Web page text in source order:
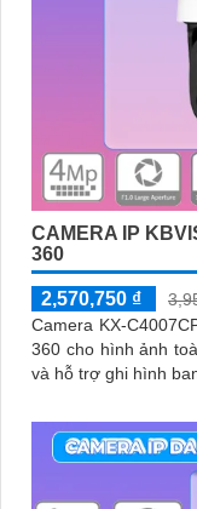
CAMERA IP
360
2,570,750 ₫
Camera KX-
360 cho hình ảnh
và hỗ trợ ghi hình